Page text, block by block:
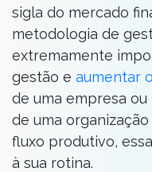
sigla do mercado
metodologia de
extremamente
gestão e aumentar
de uma empresa
de uma
fluxo produtivo,
à sua rotina.